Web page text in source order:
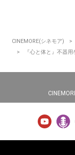
CINEMORE(シネモア)
『心と体と』不器